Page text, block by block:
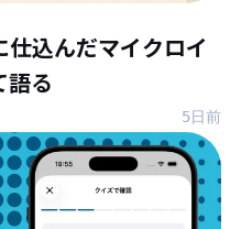
仕込んだマイクロイ
語る
5日前